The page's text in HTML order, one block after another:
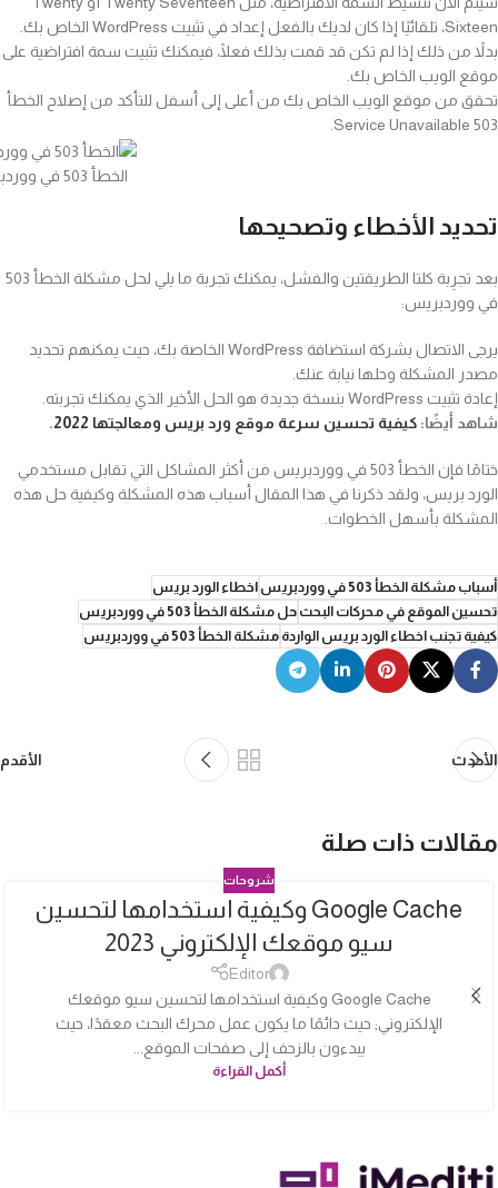
Sixteen، تلقائيًا إذا كان لديك بالفعل إعداد في تثبيت WordPress الخاص بك.
بدلاً من ذلك إذا لم تكن قد قمت بذلك فعلًا، فيمكنك تثبيت سمة افتراضية على
موقع الويب الخاص بك.
تحقق من موقع الويب الخاص بك من أعلى إلى أسفل للتأكد من إصلاح الخطأ
503 Service Unavailable.
الخطأ 503 في ووردبريس
تحديد الأخطاء وتصحيحها
بعد تجرِبة كلتا الطريقتين والفشل، يمكنك تجربة ما يلي لحل مشكلة الخطأ 503
في ووردبريس:
يرجى الاتصال بشركة استضافة WordPress الخاصة بك، حيث يمكنهم تحديد
مصدر المشكلة وحلها نيابة عنك.
إعادة تثبيت WordPress بنسخة جديدة هو الحل الأخير الذي يمكنك تجربته.
شاهد أيضًا: كيفية تحسين سرعة موقع ورد بريس ومعالجتها 2022 .
ختامًا فإن الخطأ 503 في ووردبريس من أكثر المشاكل التي تقابل مستخدمي
الورد بريس، ولقد ذكرنا في هذا المقال أسباب هذه المشكلة وكيفية حل هذه
المشكلة بأسهل الخطوات.
أسباب مشكلة الخطأ 503 في ووردبريس
اخطاء الورد بريس
تحسين الموقع في محركات البحث حل مشكلة الخطأ 503 في ووردبريس
كيفية تجنب اخطاء الورد بريس الواردة مشكلة الخطأ 503 في ووردبريس
الأحدث الأقدم
مقالات ذات صلة
04
شروحات
Google Cache وكيفية استخدامها لتحسين
سيو موقعك الإلكتروني 2023
Editor
Google Cache وكيفية استخدامها لتحسين سيو موقعك
الإلكتروني; حيث دائمًا ما يكون عمل محرك البحث معقدًا، حيث
يبدءون بالزحف إلى صفحات الموقع...
أكمل القراءة